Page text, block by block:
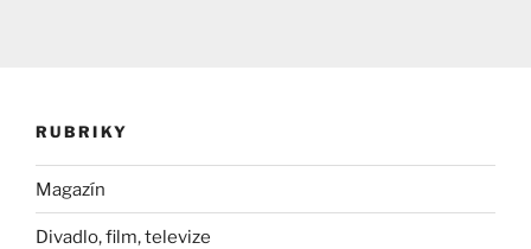
RUBRIKY
Magazín
Divadlo, film, televize